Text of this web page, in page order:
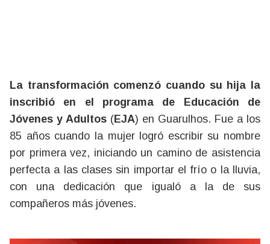
La transformación comenzó cuando su hija la
inscribió en el programa de Educación de
Jóvenes y Adultos (EJA) en Guarulhos. Fue a los
85 años cuando la mujer logró escribir su nombre
por primera vez, iniciando un camino de asistencia
perfecta a las clases sin importar el frío o la lluvia,
con una dedicación que igualó a la de sus
compañeros más jóvenes.